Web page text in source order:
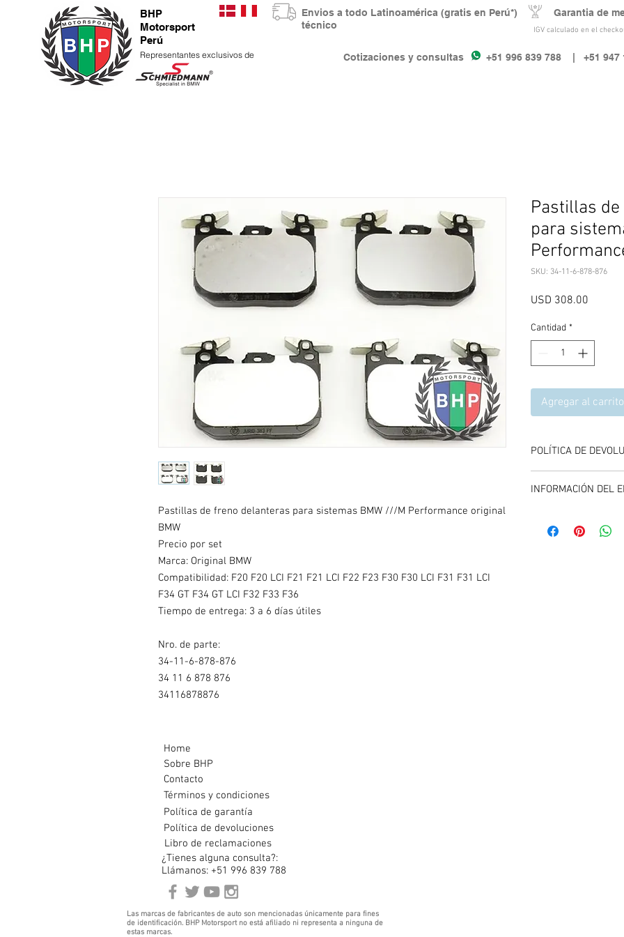
IGV calculado en el
BHP
Motorsport
Perú
Representantes exclusivos de Cotizaciones y consultas +51 996 839 788 | +51 947
Envios a todo Latinoamérica (gratis en Perú*) Garantia de
técnico
Pastillas de freno delanteras para sistemas BMW ///M Performance original
BMW
Precio por set
Marca: Original BMW
Compatibilidad: F20 F20 LCI F21 F21 LCI F22 F23 F30 F30 LCI F31 F31 LCI
F34 GT F34 GT LCI F32 F33 F36
Tiempo de entrega: 3 a 6 días útiles
Nro. de parte:
34-11-6-878-876
34 11 6 878 876
34116878876
Pastillas
para
SKU: 34-11-6-878-876
USD 308.00
Cantidad *
Agregar al carrito
POLÍTICA DE
compra del producto,
INFORMACIÓN DEL
carrito de compras,
Home
Sobre BHP
Contacto
Términos y condiciones
Política de garantía
Política de devoluciones
Libro de reclamaciones
¿Tienes alguna consulta?:
Llámanos: +51 996 839 788
Las marcas de fabricantes de auto son mencionadas únicamente para fines
de identificación. BHP Motorsport no está afiliado ni representa a ninguna de
estas marcas.